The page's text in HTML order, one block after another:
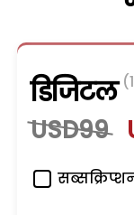
डिजिटल
USD99